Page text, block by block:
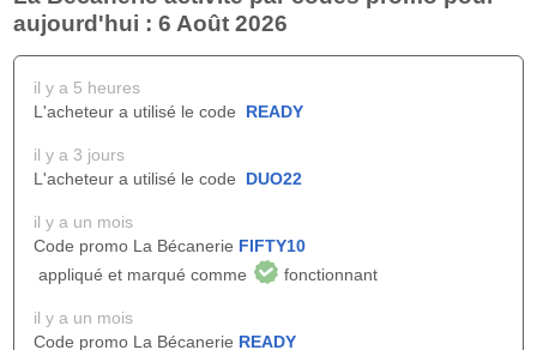
aujourd'hui : 6 Août 2026
il y a 5 heures
L'acheteur a utilisé le code READY
il y a 3 jours
L'acheteur a utilisé le code DUO22
il y a un mois
Code promo La Bécanerie FIFTY10
appliqué et marqué comme
fonctionnant
il y a un mois
Code promo La Bécanerie READY